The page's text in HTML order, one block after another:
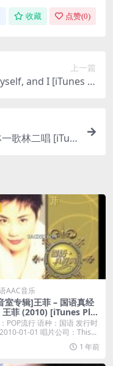
收藏 点赞(0)
上一篇
and I [iTunes pl
歌林二唱 [iTun
AAC音乐
室专辑]王菲 – 国语真经
王菲 (2010) [iTunes Plu
POP流行 语种：国语 发行时
01-01 唱片公司：This...
1 年前